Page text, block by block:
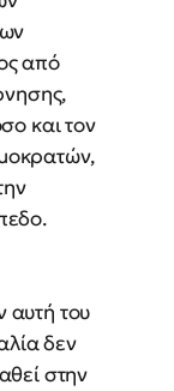
από
και τον
αυτή του
δεν
στην